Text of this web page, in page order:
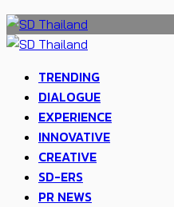
TRENDING
DIALOGUE
EXPERIENCE
INNOVATIVE
CREATIVE
SD-ERS
PR NEWS